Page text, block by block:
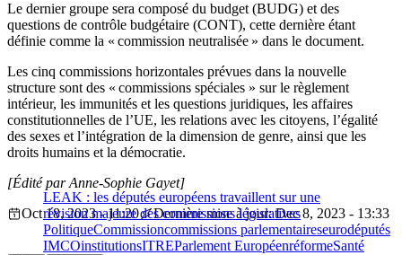
Le dernier groupe sera composé du budget (BUDG) et des
questions de contrôle budgétaire (CONT), cette dernière étant
définie comme la « commission neutralisée » dans le document.
Les cinq commissions horizontales prévues dans la nouvelle
structure sont des « commissions spéciales » sur le règlement
intérieur, les immunités et les questions juridiques, les affaires
constitutionnelles de l’UE, les relations avec les citoyens, l’égalité
des sexes et l’intégration de la dimension de genre, ainsi que les
droits humains et la démocratie.
LEAK : les députés européens travaillent sur une
révision majeure des commissions législatives
[Édité par Anne-Sophie Gayet]
Oct 18, 2023 - 11:20
Dernière mise à jour: Dec 8, 2023 - 13:33
PolitiqueCommissioncommissions parlementaireseurodéputés
IMCOinstitutionsITREParlement EuropéenréformeSanté